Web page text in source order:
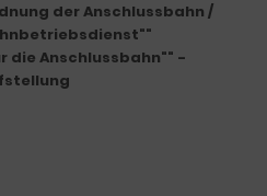
der Anschlussbahn /
die Anschlussbahn"" -